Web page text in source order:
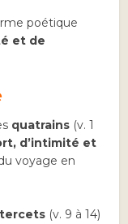
poétique
et de
quatrains (v. 1
d’intimité et
voyage en
(v. 9 à 14)